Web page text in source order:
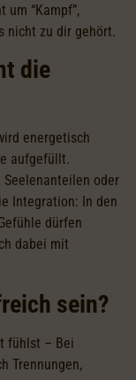
“Kampf”,
nicht zu dir gehört.
die
energetisch
aufgefüllt.
oder
Integration: In den
dürfen
dabei mit
sein?
fühlst – Bei
Trennungen,